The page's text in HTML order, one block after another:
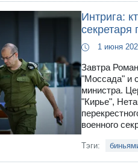
Интрига:
секретаря
1 июня
Завтра
"Моссада" и
министра.
"Кирье",
военного
Тэги: